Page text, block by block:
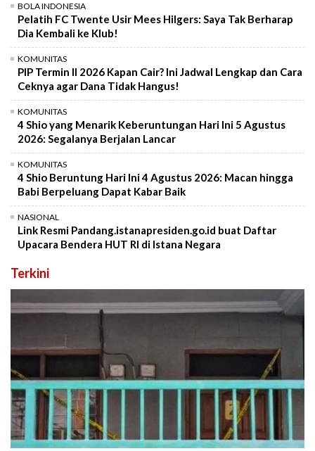
BOLA INDONESIA
Pelatih FC Twente Usir Mees Hilgers: Saya Tak Berharap
Dia Kembali ke Klub!
KOMUNITAS
PIP Termin II 2026 Kapan Cair? Ini Jadwal Lengkap dan Cara
Ceknya agar Dana Tidak Hangus!
KOMUNITAS
4 Shio yang Menarik Keberuntungan Hari Ini 5 Agustus
2026: Segalanya Berjalan Lancar
KOMUNITAS
4 Shio Beruntung Hari Ini 4 Agustus 2026: Macan hingga
Babi Berpeluang Dapat Kabar Baik
NASIONAL
Link Resmi Pandang.istanapresiden.go.id buat Daftar
Upacara Bendera HUT RI di Istana Negara
Terkini